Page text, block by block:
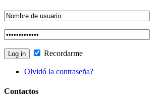
Recordarme
Olvidó la contraseña?
Contactos